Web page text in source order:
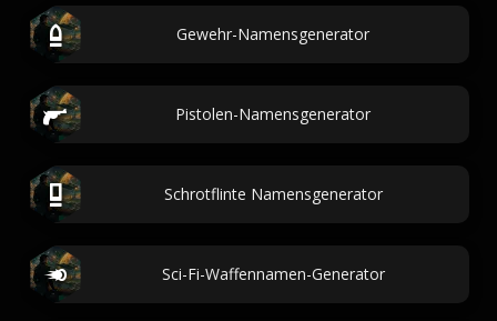
Gewehr-Namensgenerator
Pistolen-Namensgenerator
Schrotflinte Namensgenerator
Sci-Fi-Waffennamen-Generator